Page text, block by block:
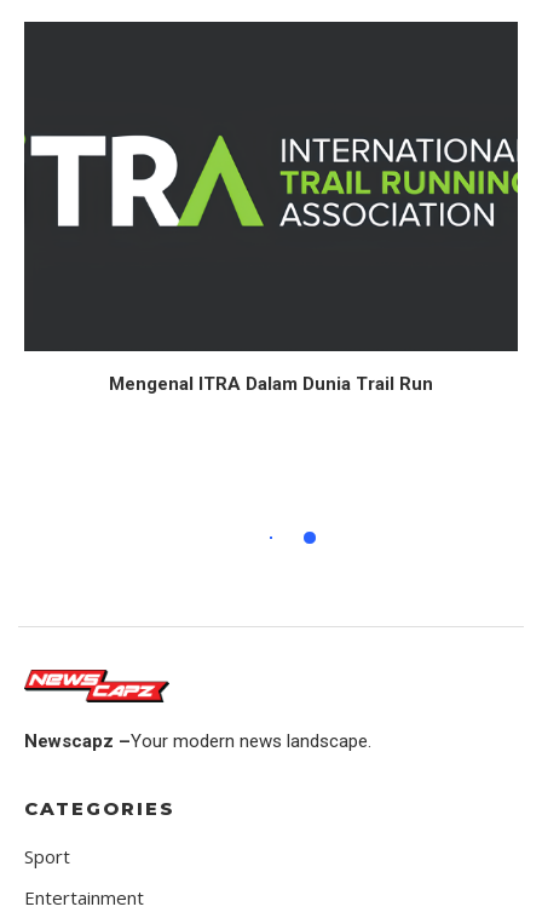
Mengenal ITRA Dalam Dunia Trail Run
Newscapz –Your modern news landscape.
CATEGORIES
Sport
Entertainment